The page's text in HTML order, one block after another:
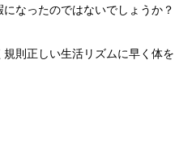
なったのではないでしょうか？
則正しい生活リズムに早く体を